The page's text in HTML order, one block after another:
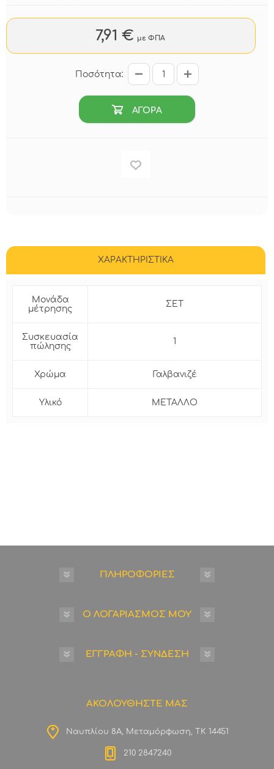
7,91 € με ΦΠΑ
Ποσότητα:
ΑΓΟΡΑ
ΧΑΡΑΚΤΗΡΙΣΤΙΚΑ
Μονάδα
μέτρησης
ΣΕΤ
Συσκευασία
πώλησης
1
Χρώμα Γαλβανιζέ
Υλικό ΜΕΤΑΛΛΟ
ΠΛΗΡΟΦΟΡΙΕΣ
Ο ΛΟΓΑΡΙΑΣΜΟΣ ΜΟΥ
ΕΓΓΡΑΦΗ - ΣΥΝΔΕΣΗ
ΑΚΟΛΟΥΘΗΣΤΕ ΜΑΣ
Ναυπλίου 8Α, Μεταμόρφωση, ΤΚ 14451
210 2847240